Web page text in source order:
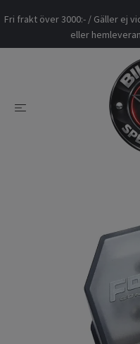
Fri frakt över 3000:- / Gäller ej
eller